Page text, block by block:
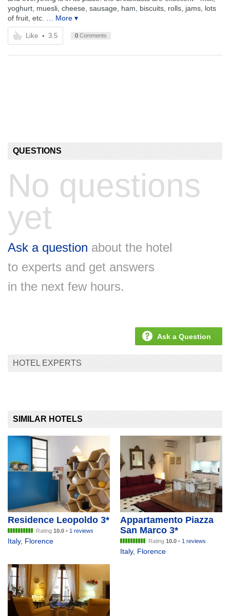
yoghurt, muesli, cheese, sausage, ham, biscuits, rolls, jams, lots
of fruit, etc.
… More ▾
Like • 3.5 0 Comments
QUESTIONS
No questions
yet
Ask a question about the hotel
to experts and get answers
in the next few hours.
Ask a Question
HOTEL EXPERTS
SIMILAR HOTELS
Residence Leopoldo 3*
Rating 10.0 • 1 reviews
Italy, Florence
Appartamento Piazza
San Marco 3*
Rating 10.0 • 1 reviews
Italy, Florence